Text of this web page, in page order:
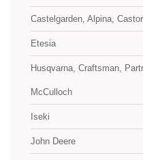
Castelgarden, Alpina,
Etesia
Husqvarna, Craftsman,
McCulloch
Iseki
John Deere